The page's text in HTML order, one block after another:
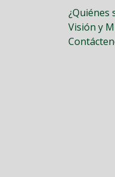
¿Quiénes
Visión y